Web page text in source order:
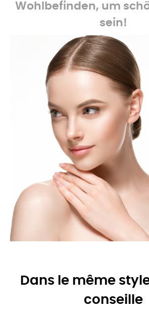
Wohlbefinden, um
sein!
Dans le même
conseille